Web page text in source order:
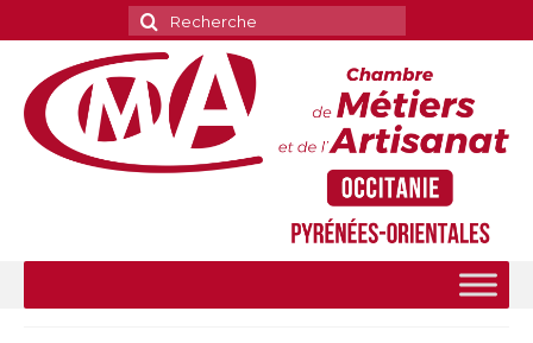
Rechercher
: